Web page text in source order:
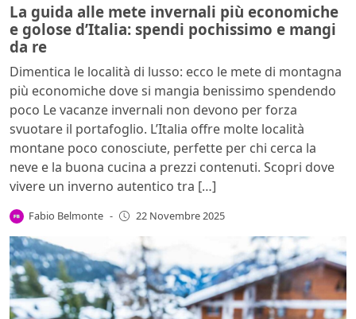
La guida alle mete invernali più economiche
e golose d’Italia: spendi pochissimo e mangi
da re
Dimentica le località di lusso: ecco le mete di montagna
più economiche dove si mangia benissimo spendendo
poco Le vacanze invernali non devono per forza
svuotare il portafoglio. L’Italia offre molte località
montane poco conosciute, perfette per chi cerca la
neve e la buona cucina a prezzi contenuti. Scopri dove
vivere un inverno autentico tra […]
Fabio Belmonte - 22 Novembre 2025